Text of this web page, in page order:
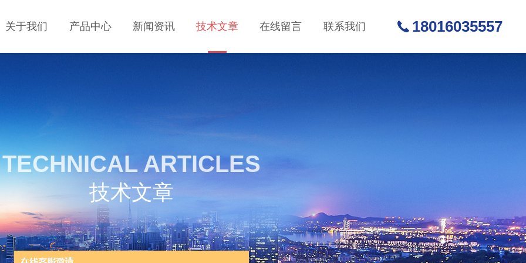
关于我们 产品中心 新闻资讯 技术文章 在线留言 联系我们 18016035557
TECHNICAL ARTICLES
技术文章